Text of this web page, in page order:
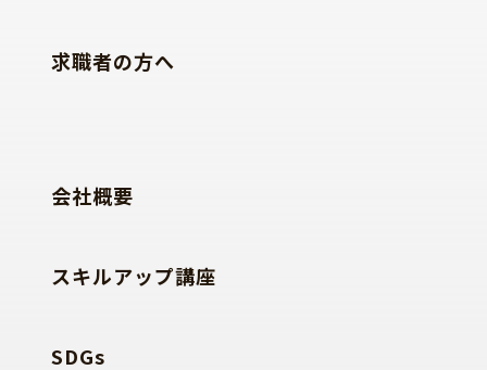
求職者の方へ
会社概要
スキルアップ講座
SDGs